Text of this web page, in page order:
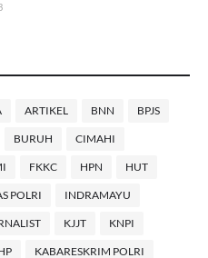
ARTIKEL BNN BPJS
BURUH CIMAHI
FKKC HPN HUT
POLRI INDRAMAYU
KJJT KNPI
KABARESKRIM POLRI